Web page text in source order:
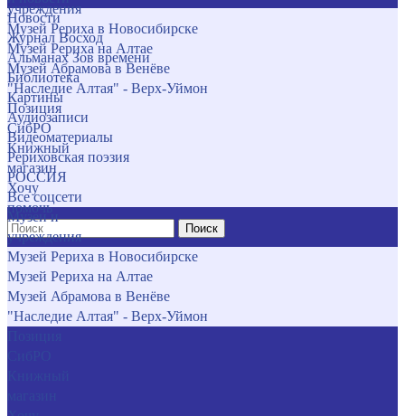
учреждения
Музей Рериха в Новосибирске
Музей Рериха на Алтае
Музей Абрамова в Венёве
"Наследие Алтая" - Верх-Уймон
Позиция
СибРО
Книжный
магазин
Хочу
помочь
Поиск
Новости
Журнал Восход
Альманах Зов времени
Библиотека
Картины
Аудиозаписи
Видеоматериалы
Рериховская поэзия
РОССИЯ
Все соцсети
Музеи и
учреждения
Музей Рериха в Новосибирске
Музей Рериха на Алтае
Музей Абрамова в Венёве
"Наследие Алтая" - Верх-Уймон